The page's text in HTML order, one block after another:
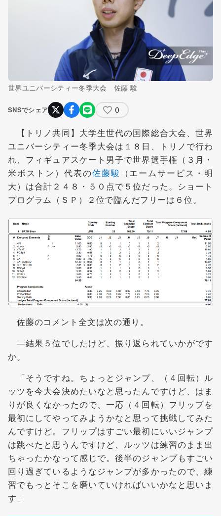
世界ユニバーシティー冬季大会 佐藤 駿
SNSでシェア 0
【トリノ共同】大学生世代の国際総合大会、世界
ユニバーシティー冬季大会は１８日、トリノで行わ
れ、フィギュアスケート男子で世界選手権（３月・
米ボストン）代表の佐藤駿 （エームサービス・明
大）は合計２４８・５０点で５位だった。ショート
プログラム（ＳＰ）２位で臨んだフリーは６位。
佐藤のコメント全文は次の通り。
―結果５位でしたけど、振り返られていかがです
か。
「そうですね。ちょっとジャンプ、（４回転）ル
ッツを今大会決めたいなと思ったんですけど、はま
りが良くなかったので、一応（４回転）フリップを
最初にしてやってみようかなと思って挑戦してみた
んですけど。フリップはすごい最初にいいジャンプ
は跳べたと思うんですけど、ルッツは練習のまま出
ちゃったかなって感じで。後半のジャンプもすごい
回り過ぎているようなジャンプが多かったので、練
習でもっとそこを磨いていければいいかなと思いま
す」